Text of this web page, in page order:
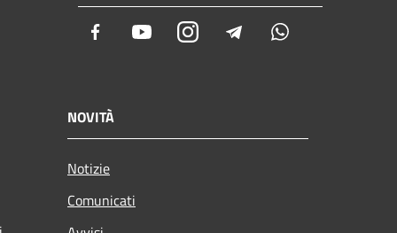
Facebook YoutubeInstagramTelegram
NOVITÀ
Notizie
Comunicati